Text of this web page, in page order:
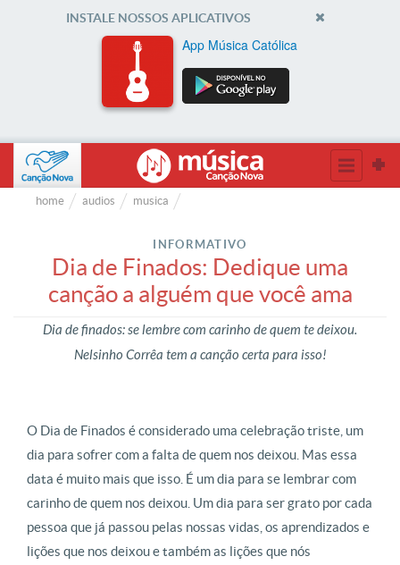
INSTALE NOSSOS APLICATIVOS
App Música Católica
home audios musica
INFORMATIVO
Dia de Finados: Dedique uma
canção a alguém que você ama
Dia de finados: se lembre com carinho de quem te deixou.
Nelsinho Corrêa tem a canção certa para isso!
O Dia de Finados é considerado uma celebração triste, um
dia para sofrer com a falta de quem nos deixou. Mas essa
data é muito mais que isso. É um dia para se lembrar com
carinho de quem nos deixou. Um dia para ser grato por cada
pessoa que já passou pelas nossas vidas, os aprendizados e
lições que nos deixou e também as lições que nós